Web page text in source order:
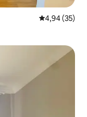
4,94 de uma
4,94 (35)